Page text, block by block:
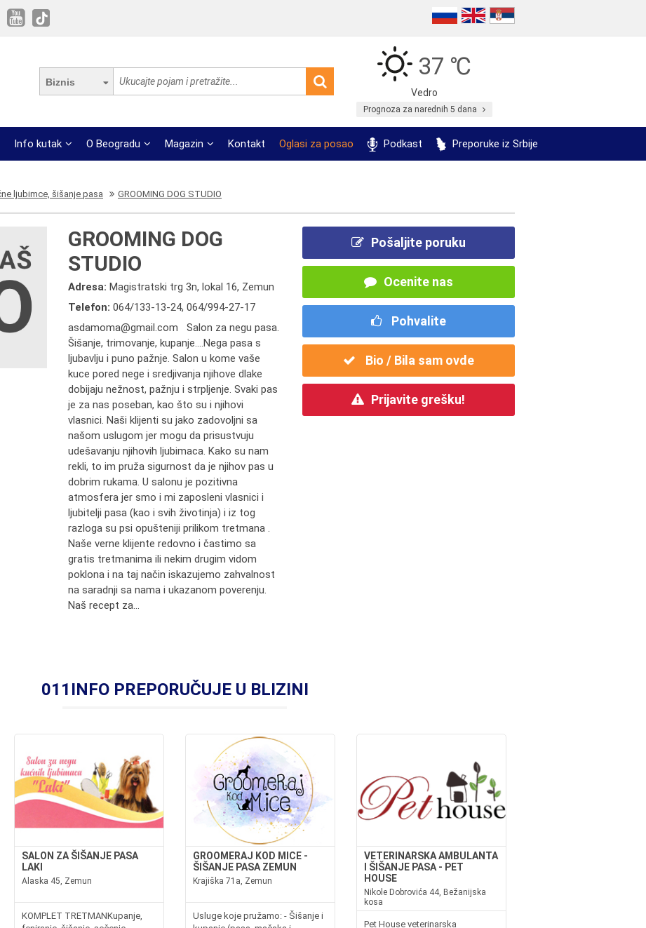
Biznis
37 ℃
Vedro
Prognoza za narednih 5 dana
Info kutak O Beogradu Magazin Kontakt Oglasi za posao Podkast Preporuke iz Srbije
ljubimce, šišanje pasa GROOMING DOG STUDIO
GROOMING DOG
STUDIO
Adresa:Magistratski trg 3n, lokal 16, Zemun
Telefon:064/133-13-24,064/994-27-17
asdamoma@gmail.com Salon za negu pasa.
Šišanje, trimovanje, kupanje....Nega pasa s
ljubavlju i puno pažnje. Salon u kome vaše
kuce pored nege i sredjivanja njihove dlake
dobijaju nežnost, pažnju i strpljenje. Svaki pas
je za nas poseban, kao što su i njihovi
vlasnici. Naši klijenti su jako zadovoljni sa
našom uslugom jer mogu da prisustvuju
udešavanju njihovih ljubimaca. Kako su nam
rekli, to im pruža sigurnost da je njihov pas u
dobrim rukama. U salonu je pozitivna
atmosfera jer smo i mi zaposleni vlasnici i
ljubitelji pasa (kao i svih životinja) i iz tog
razloga su psi opušteniji prilikom tretmana .
Naše verne klijente redovno i častimo sa
gratis tretmanima ili nekim drugim vidom
poklona i na taj način iskazujemo zahvalnost
na saradnji sa nama i ukazanom poverenju.
Naš recept za...
Pošaljite poruku
Ocenite nas
Pohvalite
Bio / Bila sam ovde
Prijavite grešku!
011INFO PREPORUČUJE U BLIZINI
SALON ZA ŠIŠANJE PASA
LAKI
Alaska 45, Zemun
KOMPLET TRETMANKupanje,
GROOMERAJ KOD MICE -
ŠIŠANJE PASA ZEMUN
Krajiška 71a, Zemun
Usluge koje pružamo: - Šišanje i
VETERINARSKA AMBULANTA
I ŠIŠANJE PASA - PET
HOUSE
Nikole Dobrovića 44, Bežanijska
kosa
Pet House veterinarska